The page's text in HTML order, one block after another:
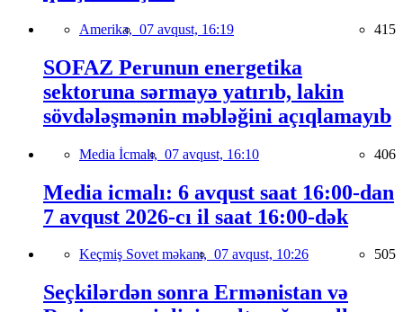
Amerika, 07 avqust, 16:19 415
SOFAZ Perunun energetika
sektoruna sərmayə yatırıb, lakin
sövdələşmənin məbləğini açıqlamayıb
Media İcmalı, 07 avqust, 16:10 406
Media icmalı: 6 avqust saat 16:00-dan
7 avqust 2026-cı il saat 16:00-dək
Keçmiş Sovet məkanı, 07 avqust, 10:26 505
Seçkilərdən sonra Ermənistan və